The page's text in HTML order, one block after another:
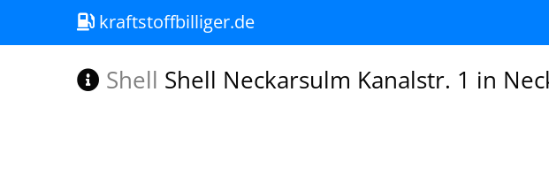
kraftstoffbilliger.de
Shell Shell Neckarsulm Kanalstr. 1 in